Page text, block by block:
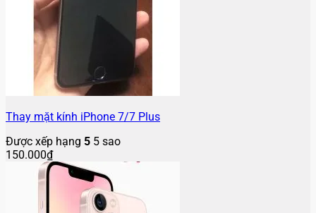
Thay mặt kính iPhone 7/7 Plus
Được xếp hạng 5 5 sao
150.000₫